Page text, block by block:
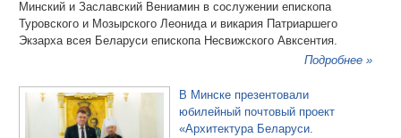
Минский и Заславский Вениамин в сослужении епископа
Туровского и Мозырского Леонида и викария Патриаршего
Экзарха всея Беларуси епископа Несвижского Авксентия.
Подробнее »
В Минске презентовали
юбилейный почтовый проект
«Архитектура Беларуси.